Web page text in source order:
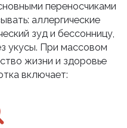
переносчиками
аллергические
зуд и бессонницу,
укусы. При массовом
жизни и здоровье
включает: